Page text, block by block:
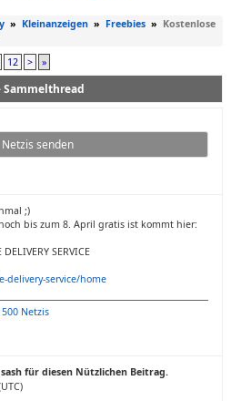
» Kleinanzeigen » Freebies » Kostenlose
12 > »
Sammelthread
Netzis senden
;)
bis zum 8. April gratis ist kommt hier:
SERVICE
delivery-service/home
Netzis
für diesen Nützlichen Beitrag.